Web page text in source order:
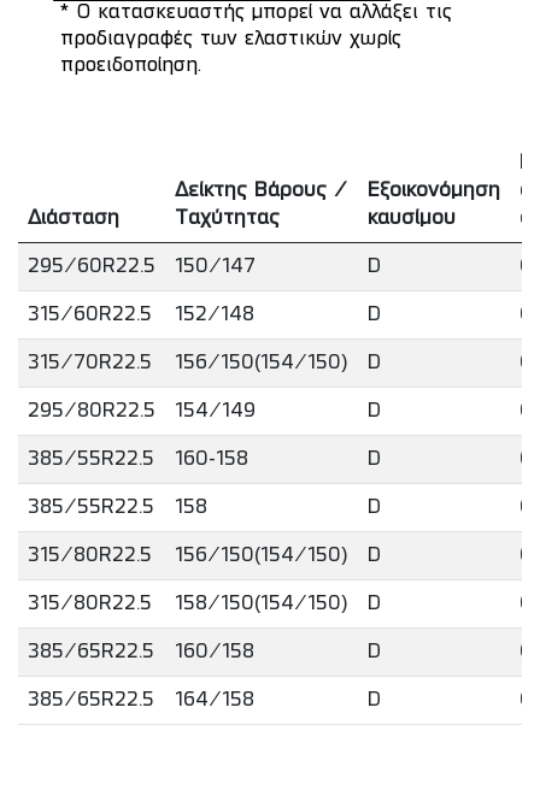
* Ο κατασκευαστής μπορεί να αλλάξει τις
προδιαγραφές των ελαστικών χωρίς
προειδοποίηση.
Διάσταση
Δείκτης Βάρους /
Ταχύτητας
Εξοικονόμηση
καυσίμου
295/60R22.5 150/147 D C
315/60R22.5 152/148 D C
315/70R22.5 156/150(154/150) D C
295/80R22.5 154/149 D C
385/55R22.5 160-158 D C
385/55R22.5 158 D C
315/80R22.5 156/150(154/150) D C
315/80R22.5 158/150(154/150) D C
385/65R22.5 160/158 D C
385/65R22.5 164/158 D C